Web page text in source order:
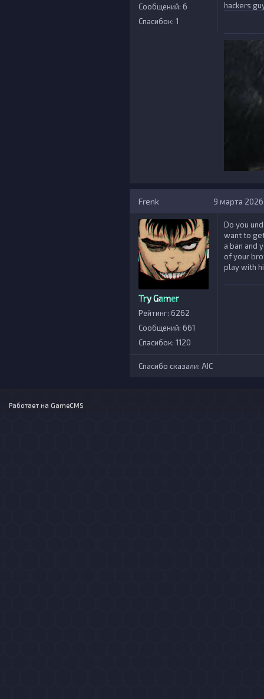
Сообщений: 6
Спасибок: 1
hackers
Frenk 9 марта 2026
Try Gamer
Рейтинг: 6262
Сообщений: 661
Спасибок: 1120
Do you
want to
a ban and
of your
play with
Спасибо сказали: AIС
Работает на GameCMS